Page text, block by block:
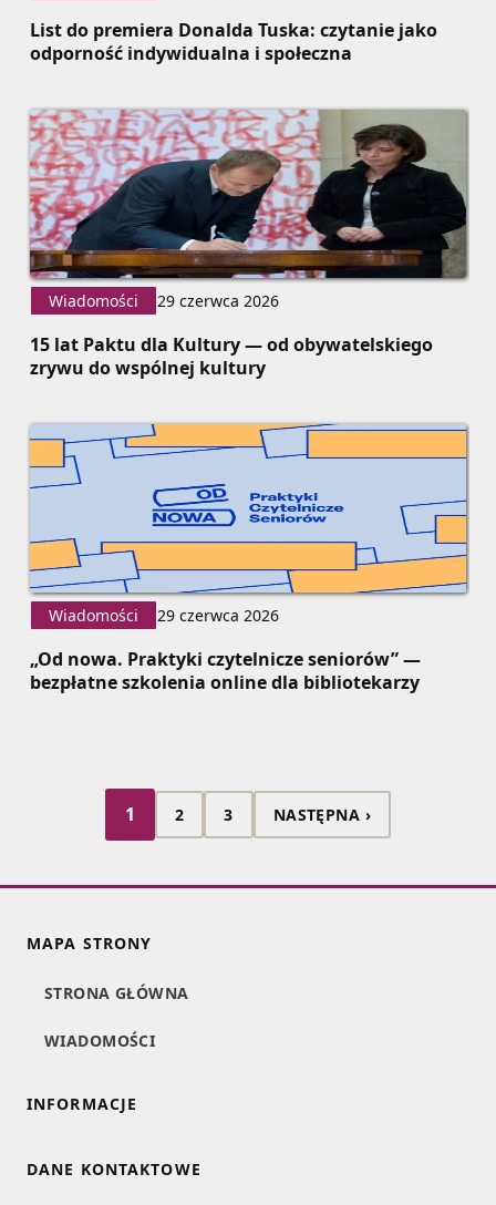
List do premiera Donalda Tuska: czytanie jako
odporność indywidualna i społeczna
Wiadomości 29 czerwca 2026
15 lat Paktu dla Kultury — od obywatelskiego
zrywu do wspólnej kultury
Wiadomości 29 czerwca 2026
„Od nowa. Praktyki czytelnicze seniorów” —
bezpłatne szkolenia online dla bibliotekarzy
1 2 3 NASTĘPNA ›
MAPA STRONY
STRONA GŁÓWNA
WIADOMOŚCI
INFORMACJE
DANE KONTAKTOWE